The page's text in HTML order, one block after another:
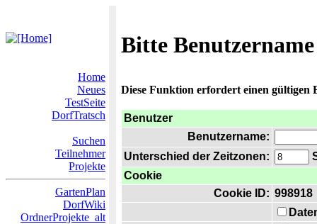
Bitte
Home
Neues
TestSeite
DorfTratsch
Suchen
Teilnehmer
Projekte
GartenPlan
DorfWiki
OrdnerProjekte_alt
Diese Funktion erfordert einen gültigen
Benutzer
Benutzername:
Unterschied der Zeitzonen:
Cookie
Cookie ID: 998918